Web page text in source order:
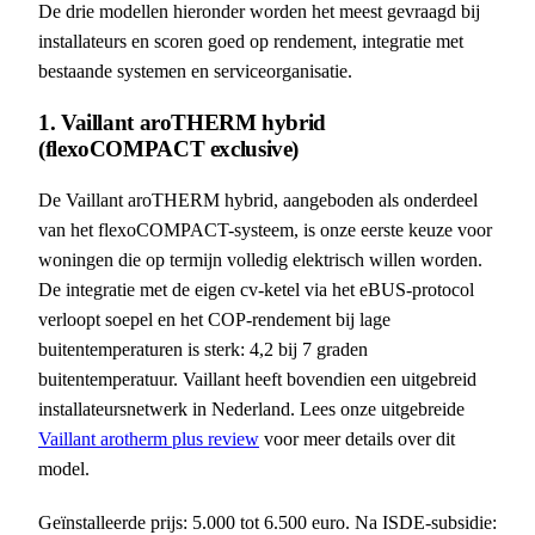
De drie modellen hieronder worden het meest gevraagd bij
installateurs en scoren goed op rendement, integratie met
bestaande systemen en serviceorganisatie.
1. Vaillant aroTHERM hybrid
(flexoCOMPACT exclusive)
De Vaillant aroTHERM hybrid, aangeboden als onderdeel
van het flexoCOMPACT-systeem, is onze eerste keuze voor
woningen die op termijn volledig elektrisch willen worden.
De integratie met de eigen cv-ketel via het eBUS-protocol
verloopt soepel en het COP-rendement bij lage
buitentemperaturen is sterk: 4,2 bij 7 graden
buitentemperatuur. Vaillant heeft bovendien een uitgebreid
installateursnetwerk in Nederland. Lees onze uitgebreide
Vaillant arotherm plus review voor meer details over dit
model.
Geïnstalleerde prijs: 5.000 tot 6.500 euro. Na ISDE-subsidie: